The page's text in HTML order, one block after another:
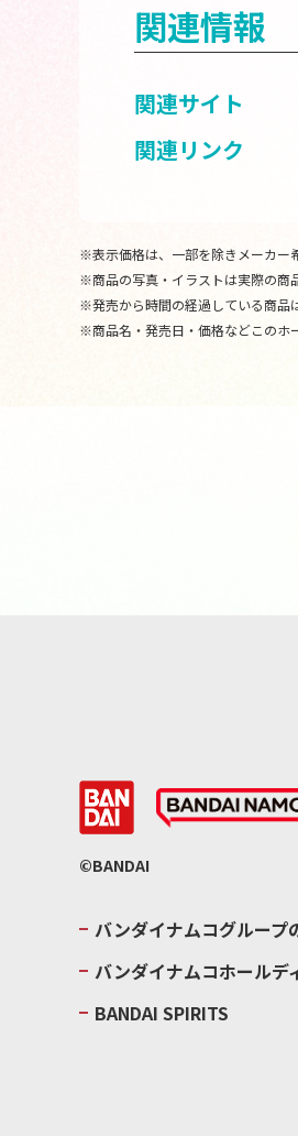
関連情報
関連サイト
関連リンク
※表示価格は、一部を除きメーカー
※商品の写真・イラストは実際の商
※発売から時間の経過している商品
※商品名・発売日・価格などこのホ
©BANDAI
バンダイナムコグループ
バンダイナムコホールデ
BANDAI SPIRITS